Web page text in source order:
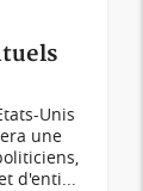
Unis
une
d'enti...